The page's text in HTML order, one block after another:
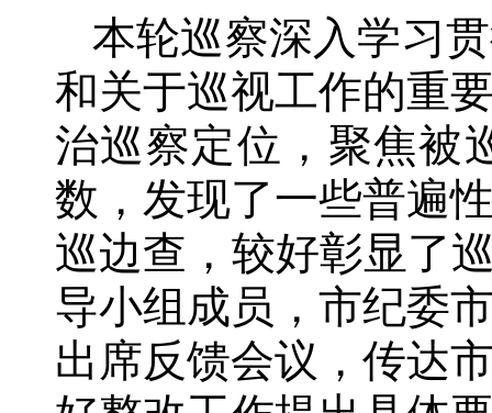
本轮巡察深入学习
和关于巡视工作的重
治巡察定位，聚焦被
数，发现了一些普遍
巡边查，较好彰显了
导小组成员，市纪委
出席反馈会议，传达